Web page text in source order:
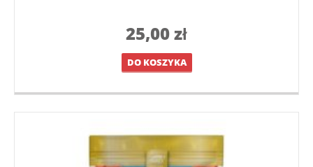
25,00zł
DO KOSZYKA